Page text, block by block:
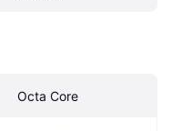
Octa Core